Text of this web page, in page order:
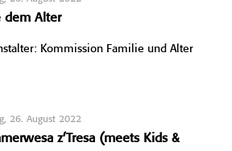
dem Alter
Kommission Familie und Alter
26. August 2022
z’Tresa (meets Kids &